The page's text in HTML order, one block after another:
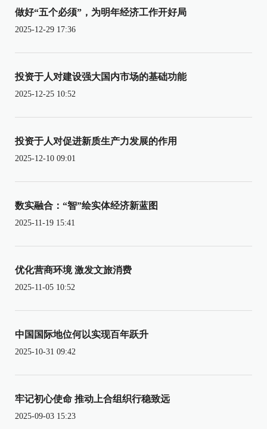
做好“五个必须”，为明年经济工作开好局
2025-12-29 17:36
投资于人对建设强大国内市场的基础功能
2025-12-25 10:52
投资于人对促进新质生产力发展的作用
2025-12-10 09:01
数实融合：“智”绘实体经济新蓝图
2025-11-19 15:41
优化营商环境 激发文旅消费
2025-11-05 10:52
中国国际地位何以实现百年跃升
2025-10-31 09:42
牢记初心使命 推动上合组织行稳致远
2025-09-03 15:23